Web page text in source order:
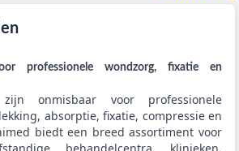
professionele wondzorg, fixatie en
zijn onmisbaar voor professionele
absorptie, fixatie, compressie en
biedt een breed assortiment voor